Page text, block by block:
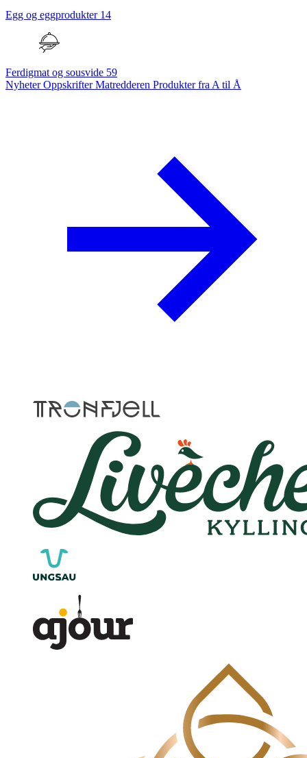
Egg og eggprodukter 14
Ferdigmat og sousvide 59
NyheterOppskrifterMatredderen Produkter fra A til Å